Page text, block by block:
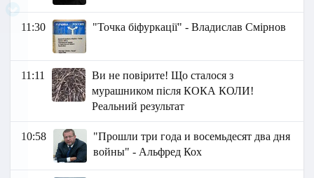
11:30 "Точка біфуркації" - Владислав Смірнов
11:11
Ви не повірите! Що сталося з
мурашником після КОКА КОЛИ!
Реальний результат
10:58
"Прошли три года и восемьдесят два дня
войны" - Альфред Кох